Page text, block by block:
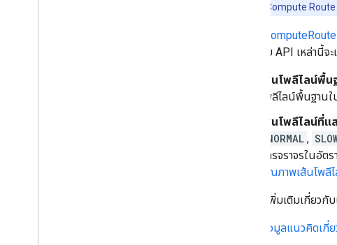
Compute
ตอบกลับ API เหล่านี้จ
เส้นโพลีไลน์พื้
โพลีไลน์พื้นฐาน
เส้นโพลีไลน์ที่
NORMAL ,
การจราจรในอั
คุณภาพเส้นโพลี
ดูข้อมูลเพิ่มเติมเกี่ยวกั
ข้อมูลแนวคิดเกี่